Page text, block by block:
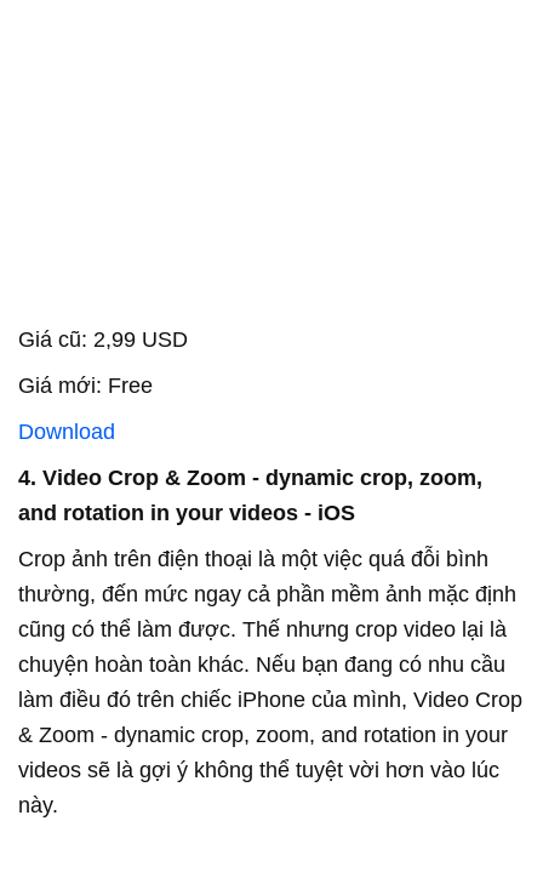
Giá cũ: 2,99 USD
Giá mới: Free
Download
4. Video Crop & Zoom - dynamic crop, zoom,
and rotation in your videos - iOS
Crop ảnh trên điện thoại là một việc quá đỗi bình
thường, đến mức ngay cả phần mềm ảnh mặc định
cũng có thể làm được. Thế nhưng crop video lại là
chuyện hoàn toàn khác. Nếu bạn đang có nhu cầu
làm điều đó trên chiếc iPhone của mình, Video Crop
& Zoom - dynamic crop, zoom, and rotation in your
videos sẽ là gợi ý không thể tuyệt vời hơn vào lúc
này.